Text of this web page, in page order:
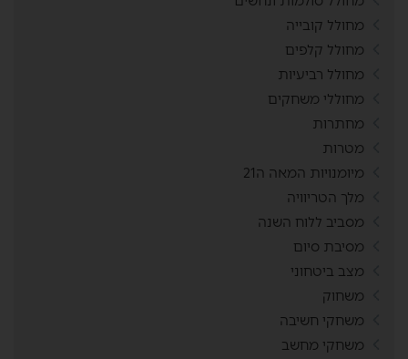
מחולל קובייה
מחולל קלפים
מחולל רביעיות
מחוללי משחקים
מחתרות
מטרות
מיומנויות המאה ה21
מלך הטריוויה
מסביב ללוח השנה
מסיבת סיום
מצב ביטחוני
משחוק
משחקי חשיבה
משחקי מחשב